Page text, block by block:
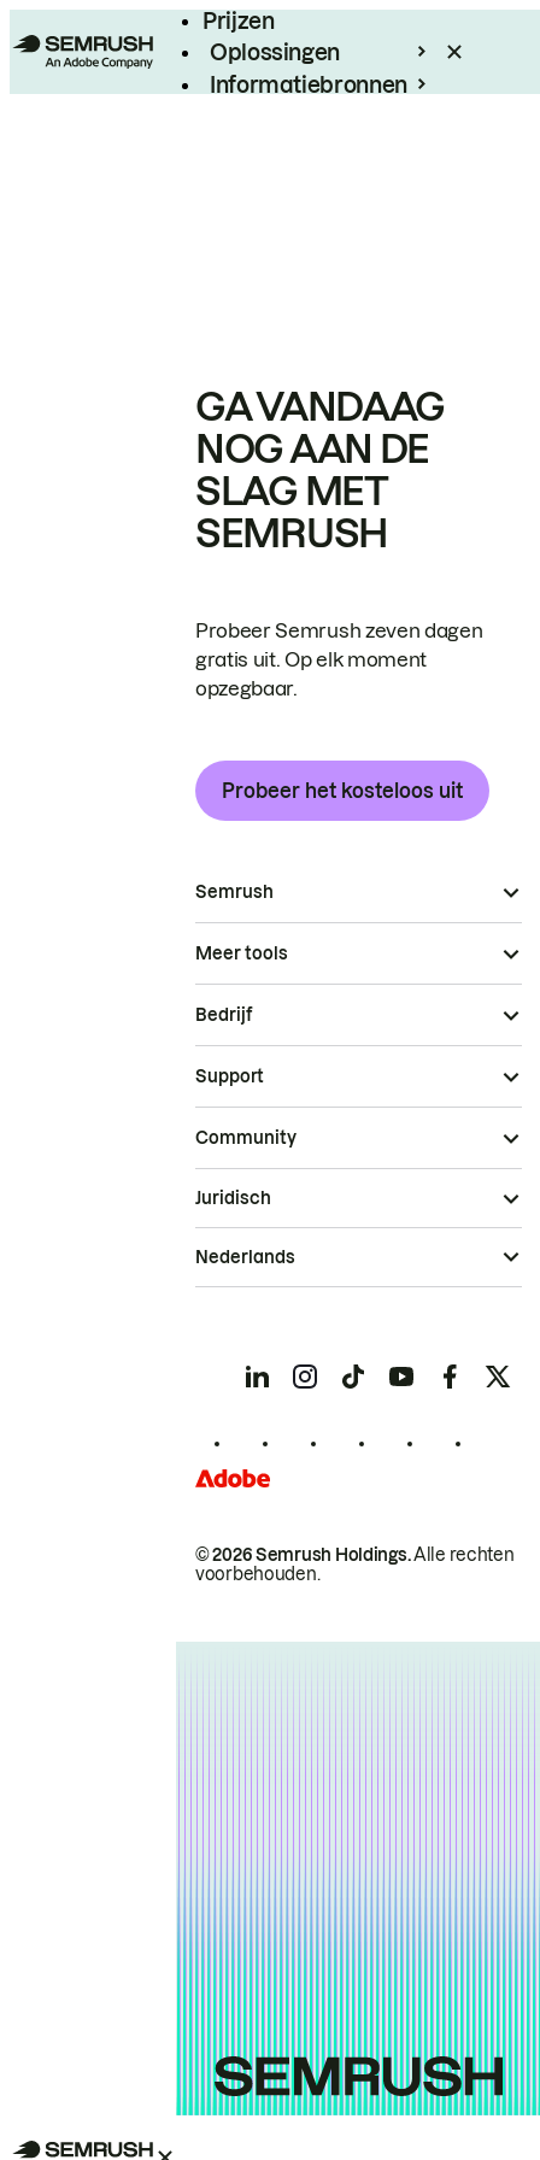
Prijzen
Oplossingen
Informatiebronnen
GA VANDAAG
NOG AAN DE
SLAG MET
SEMRUSH
Probeer Semrush zeven dagen
gratis uit. Op elk moment
opzegbaar.
Probeer het kosteloos uit
Semrush
Meer tools
Bedrijf
Support
Community
© 2026 Semrush Holdings.Alle rechten
voorbehouden.
Juridisch
Nederlands